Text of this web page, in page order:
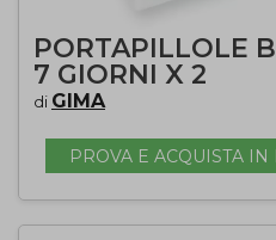
PORTAPILLOLE
7 GIORNI X 2
di GIMA
PROVA E ACQUISTA